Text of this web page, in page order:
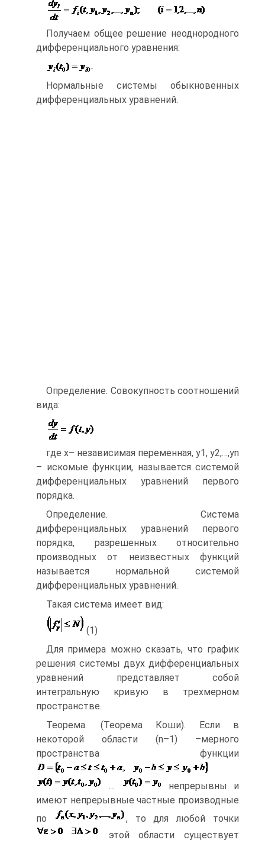
Получаем общее решение неоднородного
дифференциального уравнения:
Нормальные системы обыкновенных
дифференциальных уравнений.
Определение. Совокупность соотношений
вида:
где х– независимая переменная, у1, у2,…,уn
– искомые функции, называется системой
дифференциальных уравнений первого
порядка.
Определение. Система
дифференциальных уравнений первого
порядка, разрешенных относительно
производных от неизвестных функций
называется нормальной системой
дифференциальных уравнений.
Такая система имеет вид:
(1)
Для примера можно сказать, что график
решения системы двух дифференциальных
уравнений представляет собой
интегральную кривую в трехмерном
пространстве.
Теорема. (Теорема Коши). Если в
некоторой области (n–1) –мерного
пространства функции
…
непрерывны и
имеют непрерывные частные производные
по
, то для любой точки
этой области существует